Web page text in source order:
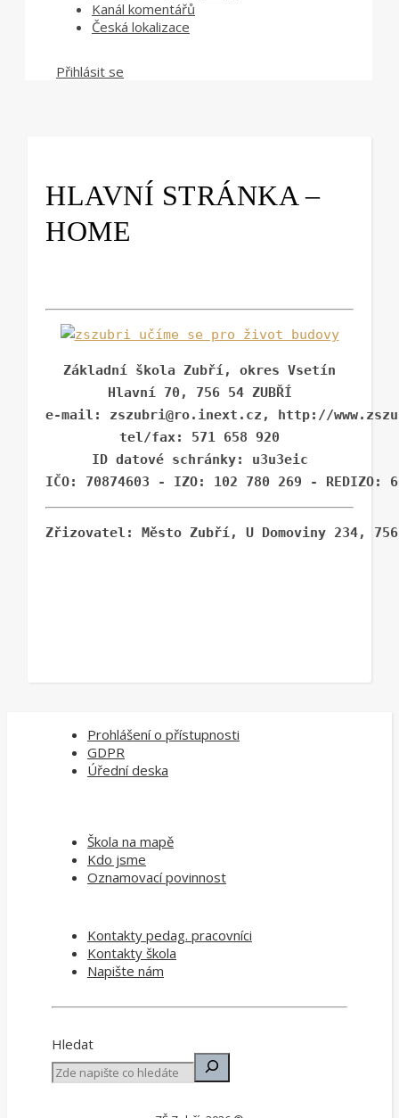
Kanál komentářů
Česká lokalizace
Přihlásit se
HLAVNÍ STRÁNKA –
HOME
Základní škola Zubří, okres Vsetín
Hlavní 70, 756 54 ZUBŘÍ
e-mail: zszubri@ro.inext.cz, http://
tel/fax: 571 658 920
Zřizovatel: Město Zubří, U Domoviny 234,
Prohlášení o přístupnosti
GDPR
Úřední deska
Škola na mapě
Kdo jsme
Oznamovací povinnost
Kontakty pedag. pracovníci
Kontakty škola
Napište nám
Hledat